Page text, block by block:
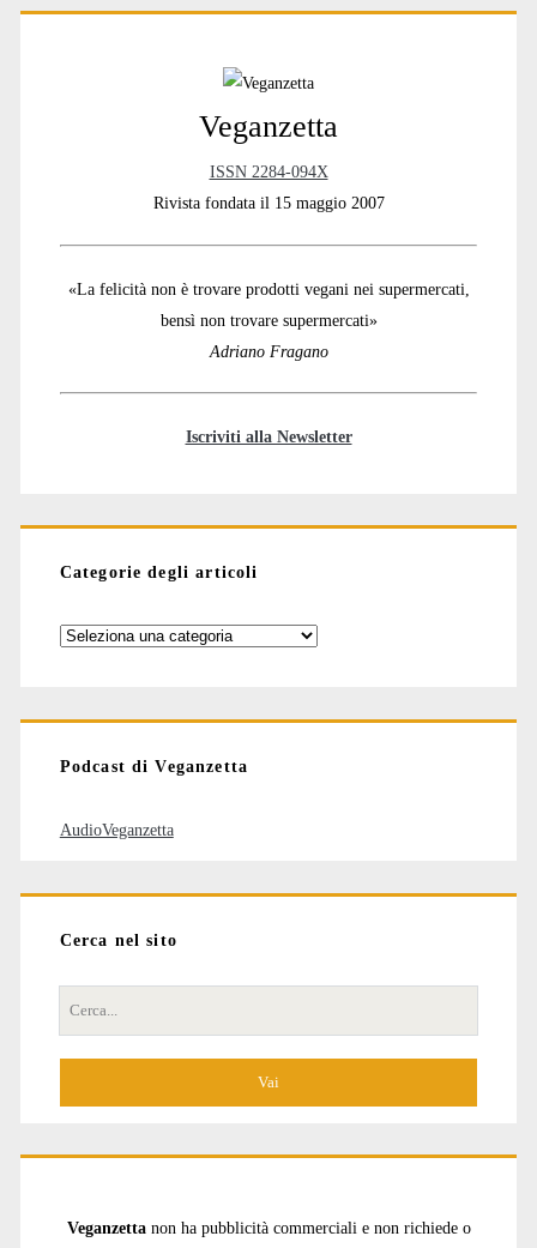
Primary
Veganzetta
ISSN 2284-094X
Rivista fondata il 15 maggio 2007
«La felicità non è trovare prodotti vegani nei supermercati,
bensì non trovare supermercati»
Adriano Fragano
Iscriviti alla Newsletter
Categorie degli articoli
Categorie
Podcast di Veganzetta
AudioVeganzetta
Cerca nel sito
Cerca
per:
Veganzetta non ha pubblicità commerciali e non richiede o